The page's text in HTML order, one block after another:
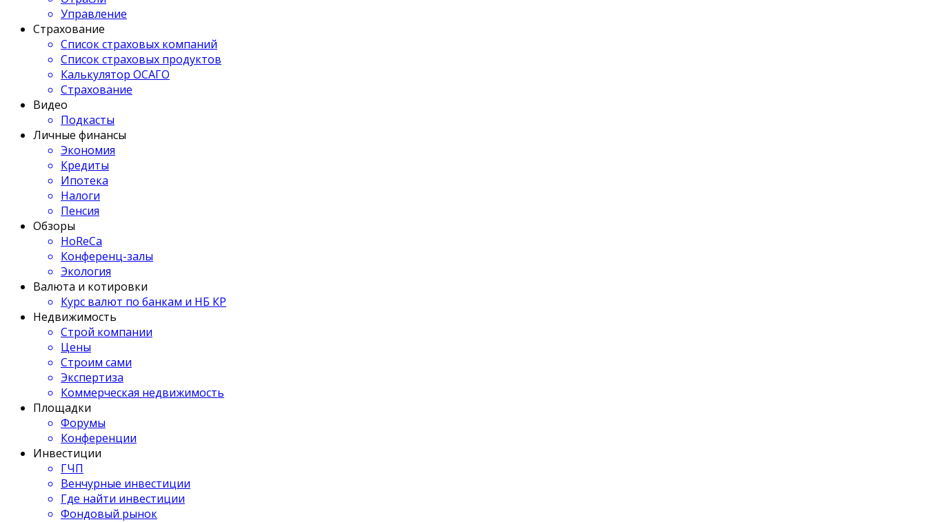
Управление
Страхование
Список страховых компаний
Список страховых продуктов
Калькулятор ОСАГО
Страхование
Видео
Подкасты
Личные финансы
Экономия
Кредиты
Ипотека
Налоги
Пенсия
Обзоры
HoReCa
Конференц-залы
Экология
Валюта и котировки
Курс валют по банкам и НБ КР
Недвижимость
Строй компании
Цены
Строим сами
Экспертиза
Коммерческая недвижимость
Площадки
Форумы
Конференции
Инвестиции
ГЧП
Венчурные инвестиции
Где найти инвестиции
Фондовый рынок